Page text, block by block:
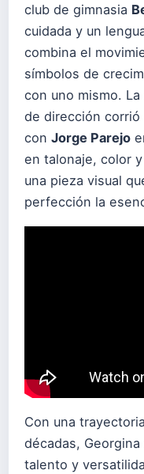
club de gimnasia
cuidada y un
combina el
símbolos de
con uno mismo.
de dirección corrió
con Jorge Parejo
en talonaje, color
una pieza visual
perfección la
Con una
décadas,
talento y